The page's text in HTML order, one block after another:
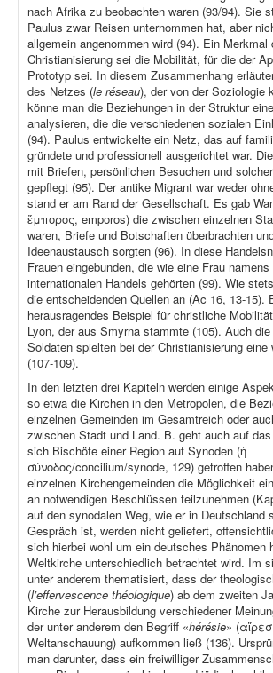
nach Afrika zu beobachten waren (93/94). Sie
Paulus zwar Reisen unternommen hat, aber
allgemein angenommen wird (94). Ein Merkmal
Christianisierung sei die Mobilität, für die der
Prototyp sei. In diesem Zusammenhang
des Netzes (le réseau), der von der Soziologie
könne man die Beziehungen in der Struktur
analysieren, die die verschiedenen sozialen
(94). Paulus entwickelte ein Netz, das auf
gründete und professionell ausgerichtet war.
mit Briefen, persönlichen Besuchen und
gepflegt (95). Der antike Migrant war weder
stand er am Rand der Gesellschaft. Es gab
ἔμπορος, emporos) die zwischen einzelnen
waren, Briefe und Botschaften überbrachten
Ideenaustausch sorgten (96). In diese
Frauen eingebunden, die wie eine Frau
internationalen Handels gehörten (99). Wie
die entscheidenden Quellen an (Ac 16, 13-15).
herausragendes Beispiel für christliche
Lyon, der aus Smyrna stammte (105). Auch
Soldaten spielten bei der Christianisierung eine
(107-109).
In den letzten drei Kapiteln werden einige
so etwa die Kirchen in den Metropolen, die
einzelnen Gemeinden im Gesamtreich oder
zwischen Stadt und Land. B. geht auch auf
sich Bischöfe einer Region auf Synoden (ἡ
σύνοδος/concilium/synode, 129) getroffen
einzelnen Kirchengemeinden die Möglichkeit
an notwendigen Beschlüssen teilzunehmen
auf den synodalen Weg, wie er in Deutschland
Gespräch ist, werden nicht geliefert,
sich hierbei wohl um ein deutsches Phänomen
Weltkirche unterschiedlich betrachtet wird. Im
unter anderem thematisiert, dass der
(l’effervescence théologique) ab dem zweiten
Kirche zur Herausbildung verschiedener
der unter anderem den Begriff «hérésie»
Weltanschauung) aufkommen ließ (136).
man darunter, dass ein freiwilliger